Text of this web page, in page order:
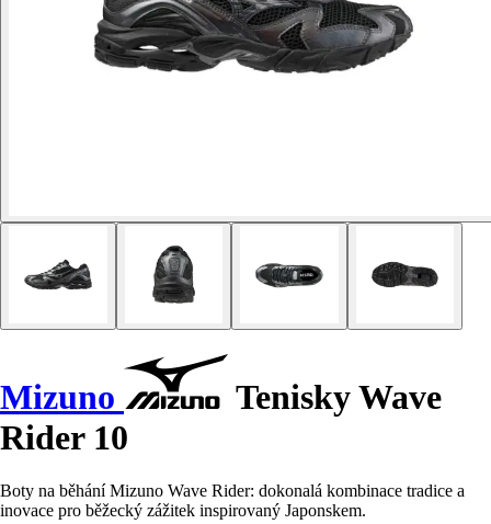
Mizuno
Tenisky Wave
Rider 10
Boty na běhání Mizuno Wave Rider: dokonalá kombinace tradice a
inovace pro běžecký zážitek inspirovaný Japonskem.